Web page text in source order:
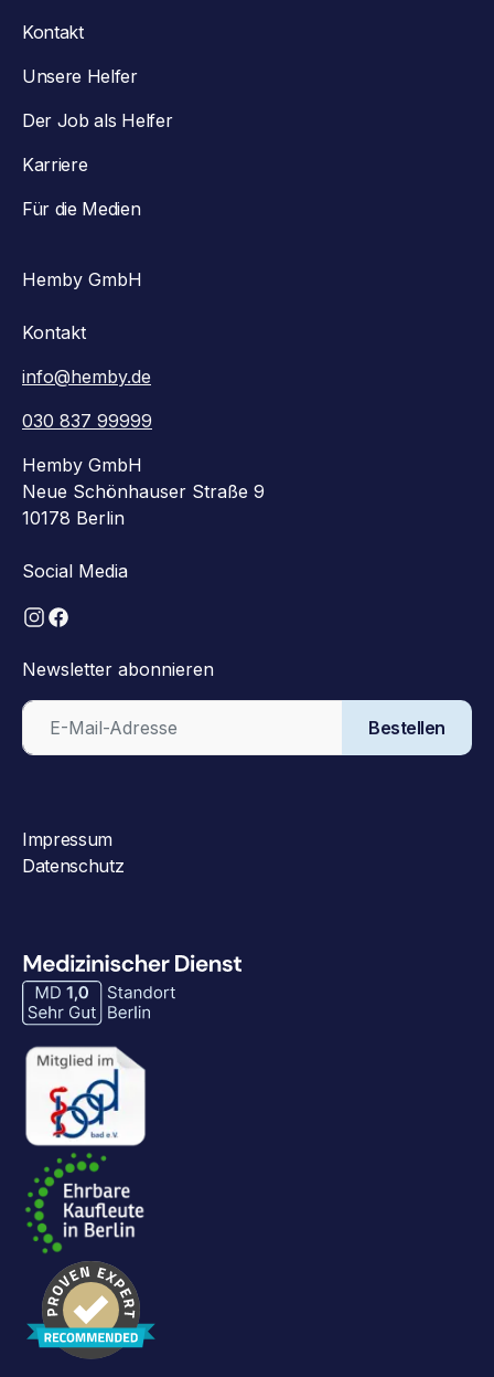
Kontakt
Unsere Helfer
Der Job als Helfer
Karriere
Für die Medien
Hemby GmbH
Kontakt
info@hemby.de
030 837 99999
Hemby GmbH
Neue Schönhauser Straße 9
10178 Berlin
Social Media
Newsletter abonnieren
Bestellen
Impressum
Datenschutz